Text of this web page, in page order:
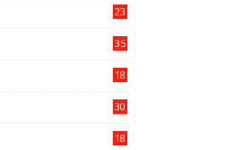
23
35
18
30
18